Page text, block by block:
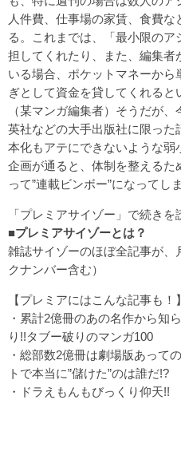
人件費、仕事場の家賃、食費な
る。これまでは、「最小限の
担してくれたり、また、編集者
いる場合、ポケットマネーか
ぎとして資金を貸してくれると
（某マンガ編集者）そうだが
英社などの大手出版社に限っ
本化もアテにできないような
企画が通ると、体制を整えるた
って”連載ビンボー”になってし
「プレミアサイゾー」で続きを
■プレミアサイゾーとは？
雑誌サイゾーのほぼ全記事が、
クナンバー含む）
【プレミアにはこんな記事も！】
・ 累計2億冊のあの名作から知
り!!タブー破りのマンガ100
・ 総部数2億冊は劇場版あって
トで本当に”儲けた”のは誰だ!?
・
ドラえもんもびっくり仰天